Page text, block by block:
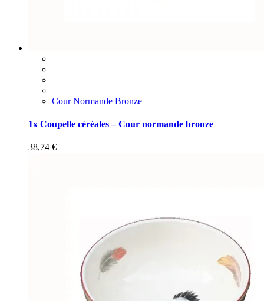
Cour Normande Bronze
1x Coupelle céréales – Cour normande bronze
38,74 €